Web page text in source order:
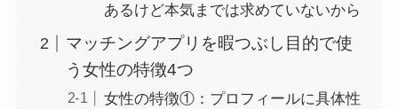
あるけど本気までは求めていないから
マッチングアプリを暇つぶし目的で使
う女性の特徴4つ
女性の特徴①：プロフィールに具体性